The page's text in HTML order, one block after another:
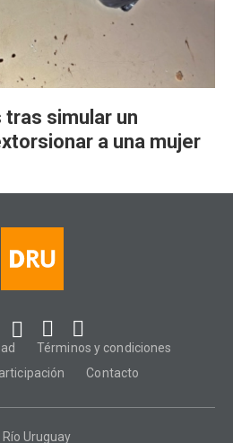
tras simular un
a una mujer
Términos y condiciones
Contacto
Uruguay